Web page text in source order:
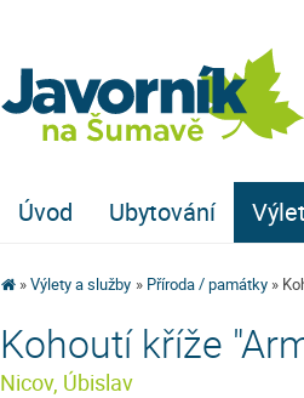
Úvod Ubytování
Výlety a služby Příroda / památky
Kohoutí kříže
Nicov, Úbislav